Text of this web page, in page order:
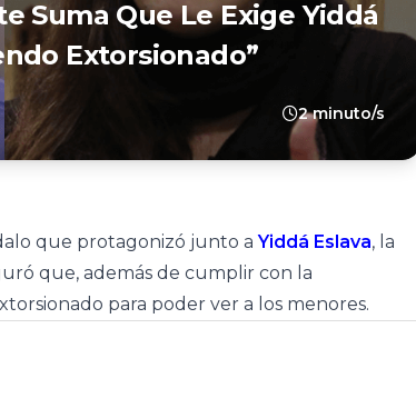
Suma Que Le Exige Yiddá
Extorsionado”
2 minuto/s
que protagonizó junto aYiddá Eslava, la
que, además de cumplir con la
para poder ver a los menores.